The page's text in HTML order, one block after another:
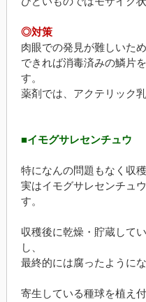
◎対策
肉眼での発見が難しいため
できれば消毒済みの鱗片
す。
薬剤では、アクテリック
■イモグサレセンチュウ
特になんの問題もなく収
実はイモグサレセンチュ
す。
収穫後に乾燥・貯蔵して
し、
最終的には腐ったように
寄生している種球を植え付